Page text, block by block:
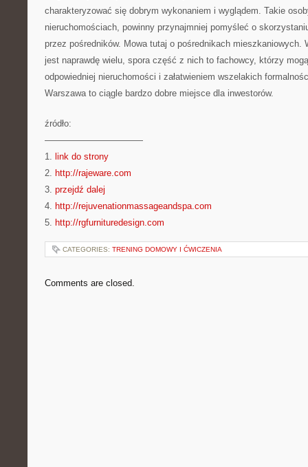
charakteryzować się dobrym wykonaniem i wyglądem. Takie
nieruchomościach, powinny przynajmniej pomyśleć o
przez pośredników. Mowa tutaj o pośrednikach mieszkaniowych.
jest naprawdę wielu, spora część z nich to fachowcy, którzy
odpowiedniej nieruchomości i załatwieniem wszelakich
Warszawa to ciągle bardzo dobre miejsce dla inwestorów.
źródło:
———————————
1. link do strony
2. http://rajeware.com
3. przejdź dalej
4. http://rejuvenationmassageandspa.com
5. http://rgfurnituredesign.com
CATEGORIES: TRENING DOMOWY I ĆWICZENIA
Comments are closed.